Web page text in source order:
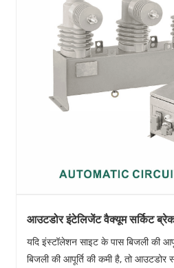
आउटडोर इंटेलिजेंट वैक्यूम सर्किट
का समाधान
यदि इंस्टॉलेशन साइट के पास बिजली की
बिजली की आपूर्ति की कमी है, तो आउटडोर